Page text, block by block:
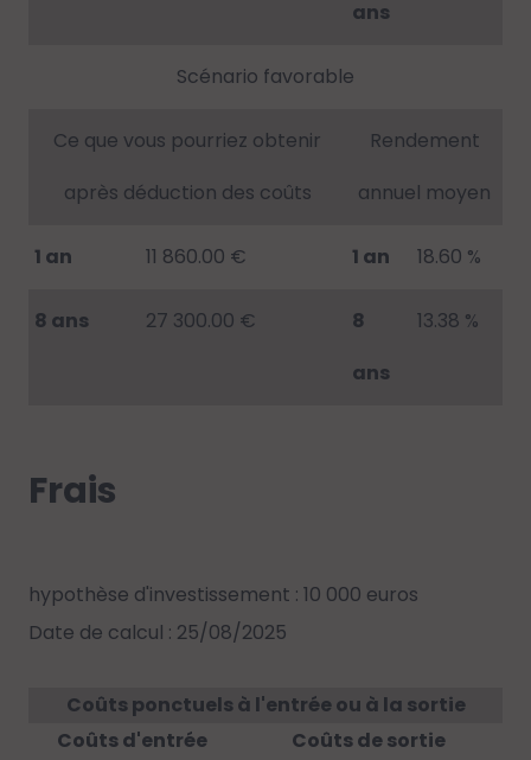
ans
Scénario favorable
Ce que vous pourriez obtenir
après déduction des coûts
Rendement
annuel moyen
1 an 11 860.00 € 1 an 18.60 %
8 ans 27 300.00 €
8
ans
13.38 %
Frais
hypothèse d'investissement : 10 000 euros
Date de calcul : 25/08/2025
Coûts ponctuels à l'entrée ou à la sortie
Coûts d'entrée
Coûts de sortie